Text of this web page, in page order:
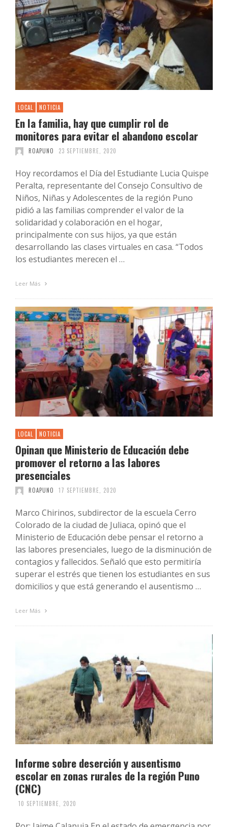
LOCAL NOTICIA
En la familia, hay que cumplir rol de
monitores para evitar el abandono escolar
ROAPUNO 23 SEPTIEMBRE, 2020
Hoy recordamos el Día del Estudiante Lucia Quispe
Peralta, representante del Consejo Consultivo de
Niños, Niñas y Adolescentes de la región Puno
pidió a las familias comprender el valor de la
solidaridad y colaboración en el hogar,
principalmente con sus hijos, ya que están
desarrollando las clases virtuales en casa. “Todos
los estudiantes merecen el …
Leer Más
LOCAL NOTICIA
Opinan que Ministerio de Educación debe
promover el retorno a las labores
presenciales
ROAPUNO 17 SEPTIEMBRE, 2020
Marco Chirinos, subdirector de la escuela Cerro
Colorado de la ciudad de Juliaca, opinó que el
Ministerio de Educación debe pensar el retorno a
las labores presenciales, luego de la disminución de
contagios y fallecidos. Señaló que esto permitiría
superar el estrés que tienen los estudiantes en sus
domicilios y que está generando el ausentismo …
Leer Más
Informe sobre deserción y ausentismo
escolar en zonas rurales de la región Puno
(CNC)
10 SEPTIEMBRE, 2020